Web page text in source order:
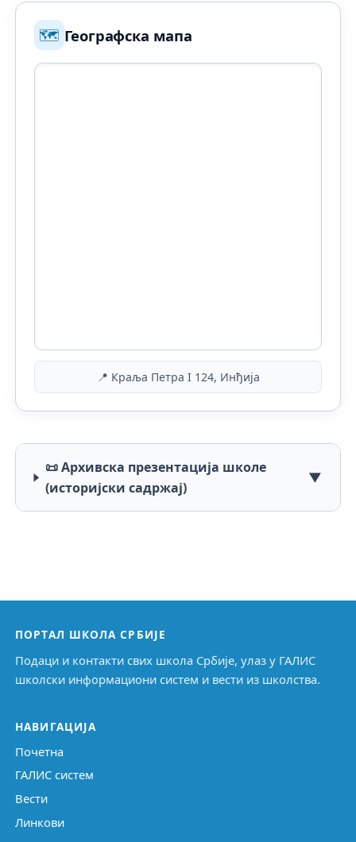
🗺️ Географска мапа
📍 Краља Петра I 124, Инђија
📜 Архивска презентација школе
(историјски садржај)
▼
ПОРТАЛ ШКОЛА СРБИЈЕ
Подаци и контакти свих школа Србије, улаз у ГАЛИС
школски информациони систем и вести из школства.
НАВИГАЦИЈА
Почетна
ГАЛИС систем
Вести
Линкови